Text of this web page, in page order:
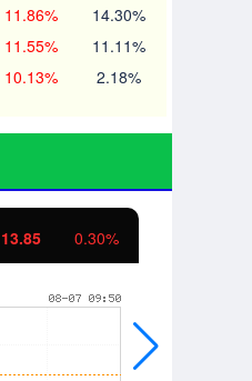
11.86% 14.30%
11.55% 11.11%
10.13% 2.18%
13.85 0.30%